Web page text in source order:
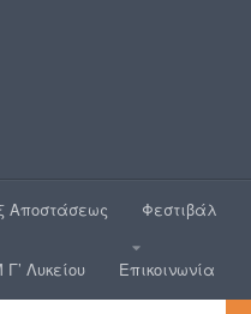
Αποστάσεως Φεστιβάλ
Λυκείου Επικοινωνία